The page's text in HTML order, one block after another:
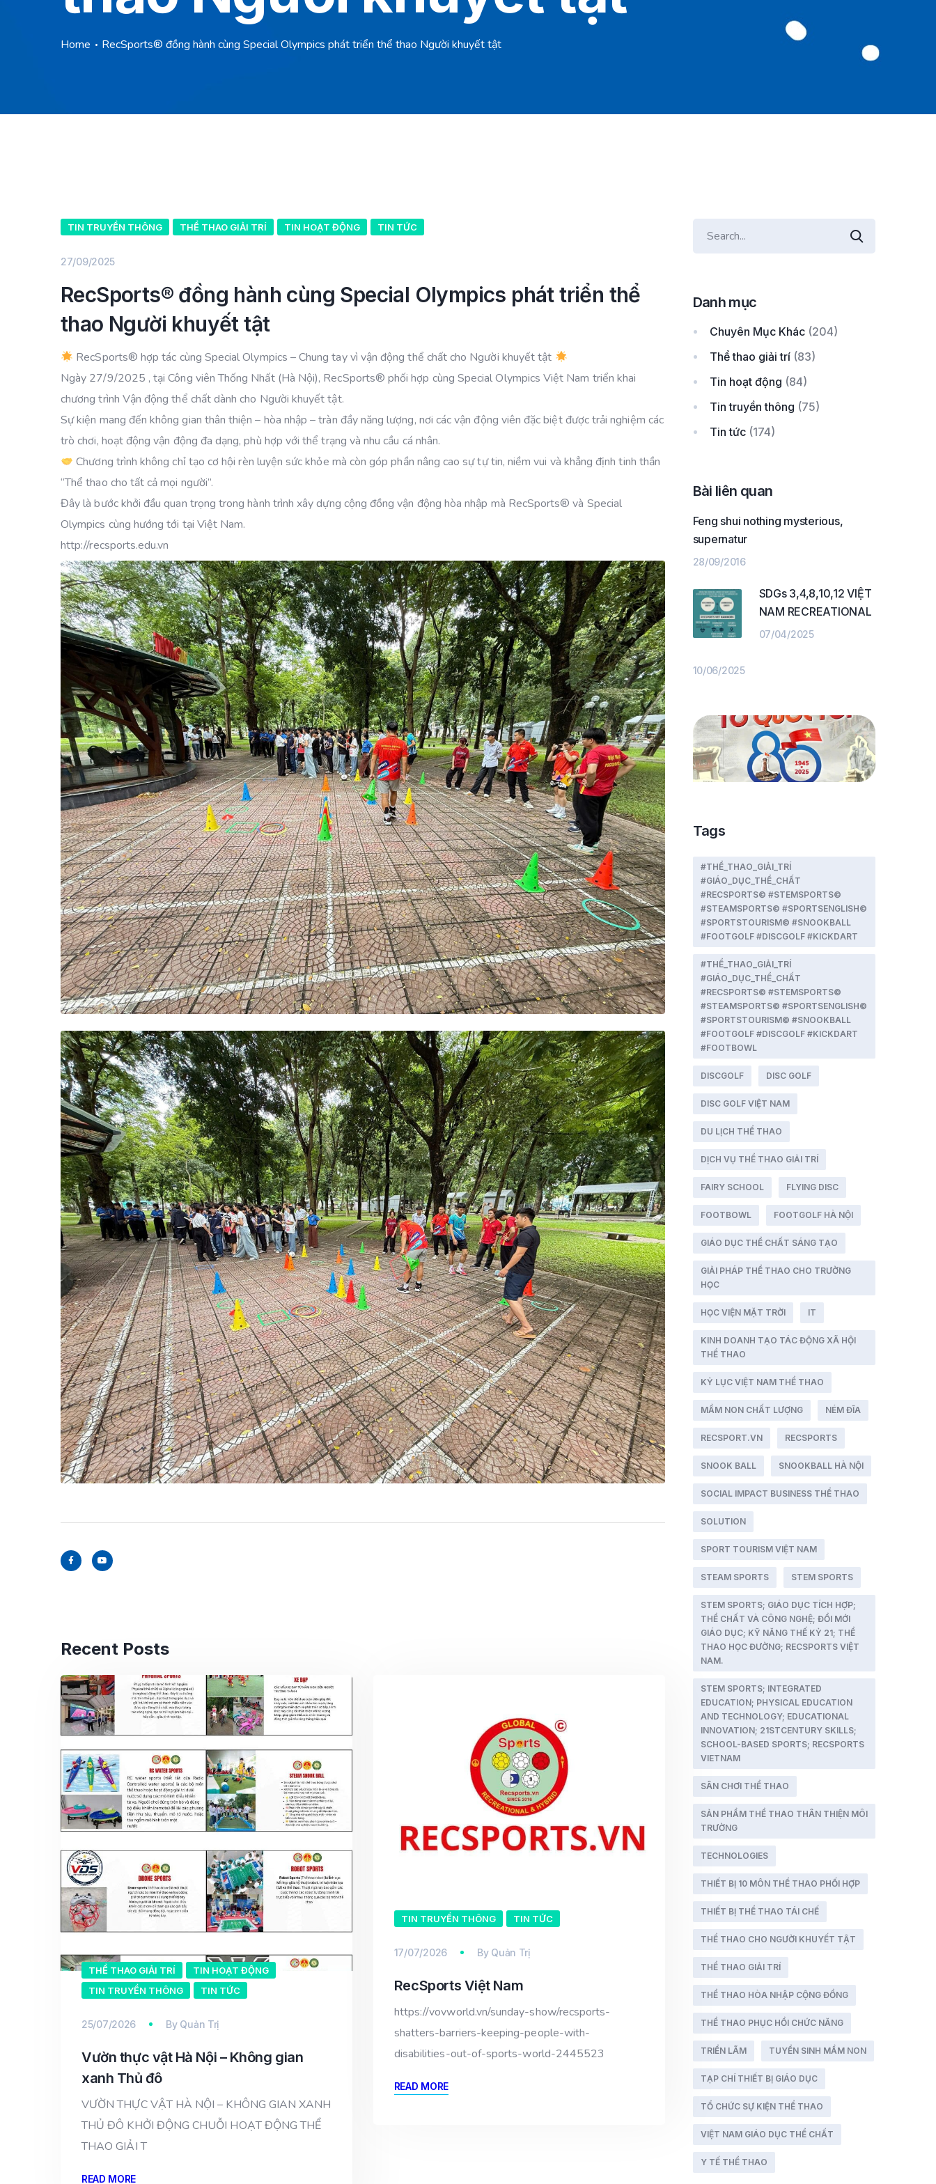
Home RecSports®️ đồng hành cùng Special Olympics phát triển thể thao Người khuyết tật
TIN TRUYỀN THÔNG THỂ THAO GIẢI TRÍ TIN HOẠT ĐỘNG TIN TỨC
27/09/2025
RecSports®️ đồng hành cùng Special Olympics phát triển thể
thao Người khuyết tật
RecSports®️ hợp tác cùng Special Olympics – Chung tay vì vận động thể chất cho Người khuyết tật
Ngày 27/9/2025 , tại Công viên Thống Nhất (Hà Nội), RecSports®️ phối hợp cùng Special Olympics Việt Nam triển khai
chương trình Vận động thể chất dành cho Người khuyết tật.
Sự kiện mang đến không gian thân thiện – hòa nhập – tràn đầy năng lượng, nơi các vận động viên đặc biệt được trải nghiệm các
trò chơi, hoạt động vận động đa dạng, phù hợp với thể trạng và nhu cầu cá nhân.
Chương trình không chỉ tạo cơ hội rèn luyện sức khỏe mà còn góp phần nâng cao sự tự tin, niềm vui và khẳng định tinh thần
“Thể thao cho tất cả mọi người”.
Đây là bước khởi đầu quan trọng trong hành trình xây dựng cộng đồng vận động hòa nhập mà RecSports®️ và Special
Olympics cùng hướng tới tại Việt Nam.
http://recsports.edu.vn
Recent Posts
THỂ THAO GIẢI TRÍ
TIN HOẠT ĐỘNG
TIN TRUYỀN THÔNG
TIN TỨC
25/07/2026 By Quản Trị
Vườn thực vật Hà Nội – Không gian
xanh Thủ đô
VƯỜN THỰC VẬT HÀ NỘI – KHÔNG GIAN XANH
THỦ ĐÔ KHỞI ĐỘNG CHUỖI HOẠT ĐỘNG THỂ
THAO GIẢI T
READ MORE
TIN TRUYỀN THÔNG TIN TỨC
17/07/2026 By Quản Trị
RecSports Việt Nam
https://vovworld.vn/sunday-show/recsports-
shatters-barriers-keeping-people-with-
disabilities-out-of-sports-world-2445523
READ MORE
Danh mục
Chuyên Mục Khác(204)
Thể thao giải trí(83)
Tin hoạt động (84)
Tin truyền thông (75)
Tin tức(174)
Bài liên quan
Feng shui nothing mysterious,
supernatur
28/09/2016
SDGs 3,4,8,10,12 VIỆT
NAM RECREATIONAL
07/04/2025
10/06/2025
Tags
#THỂ_THAO_GIẢI_TRÍ
#GIÁO_DỤC_THỂ_CHẤT
#RECSPORTS© #STEMSPORTS©
#STEAMSPORTS© #SPORTSENGLISH©
#SPORTSTOURISM© #SNOOKBALL
#FOOTGOLF #DISCGOLF #KICKDART
#THỂ_THAO_GIẢI_TRÍ
#GIÁO_DỤC_THỂ_CHẤT
#RECSPORTS© #STEMSPORTS©
#STEAMSPORTS© #SPORTSENGLISH©
#SPORTSTOURISM© #SNOOKBALL
#FOOTGOLF #DISCGOLF #KICKDART
#FOOTBOWL
DISCGOLF DISC GOLF
DISC GOLF VIỆT NAM
DU LỊCH THỂ THAO
DỊCH VỤ THỂ THAO GIẢI TRÍ
FAIRY SCHOOL FLYING DISC
FOOTBOWL FOOTGOLF HÀ NỘI
GIÁO DỤC THỂ CHẤT SÁNG TẠO
GIẢI PHÁP THỂ THAO CHO TRƯỜNG
HỌC
HỌC VIỆN MẶT TRỜI IT
KINH DOANH TẠO TÁC ĐỘNG XÃ HỘI
THỂ THAO
KỶ LỤC VIỆT NAM THỂ THAO
MẦM NON CHẤT LƯỢNG NÉM ĐĨA
RECSPORT.VN RECSPORTS
SNOOK BALL SNOOKBALL HÀ NỘI
SOCIAL IMPACT BUSINESS THỂ THAO
SOLUTION
SPORT TOURISM VIỆT NAM
STEAM SPORTS STEM SPORTS
STEM SPORTS; GIÁO DỤC TÍCH HỢP;
THỂ CHẤT VÀ CÔNG NGHỆ; ĐỔI MỚI
GIÁO DỤC; KỸ NĂNG THẾ KỶ 21; THỂ
THAO HỌC ĐƯỜNG; RECSPORTS VIỆT
NAM.
STEM SPORTS; INTEGRATED
EDUCATION; PHYSICAL EDUCATION
AND TECHNOLOGY; EDUCATIONAL
INNOVATION; 21STCENTURY SKILLS;
SCHOOL-BASED SPORTS; RECSPORTS
VIETNAM
SÂN CHƠI THỂ THAO
SẢN PHẨM THỂ THAO THÂN THIỆN MÔI
TRƯỜNG
TECHNOLOGIES
THIẾT BỊ 10 MÔN THỂ THAO PHỐI HỢP
THIẾT BỊ THỂ THAO TÁI CHẾ
THỂ THAO CHO NGƯỜI KHUYẾT TẬT
THỂ THAO GIẢI TRÍ
THỂ THAO HÒA NHẬP CỘNG ĐỒNG
THỂ THAO PHỤC HỒI CHỨC NĂNG
TRIỂN LÃM TUYỂN SINH MẦM NON
TẠP CHÍ THIẾT BỊ GIÁO DỤC
TỔ CHỨC SỰ KIỆN THỂ THAO
VIỆT NAM GIÁO DỤC THỂ CHẤT
Y TẾ THỂ THAO